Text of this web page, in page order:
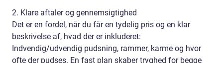
2. Klare aftaler og gennemsigtighed
Det er en fordel, når du får en tydelig pris og en klar
beskrivelse af, hvad der er inkluderet:
Indvendig/udvendig pudsning, rammer, karme og hvor
ofte der pudses. En fast plan skaber tryghed for begge